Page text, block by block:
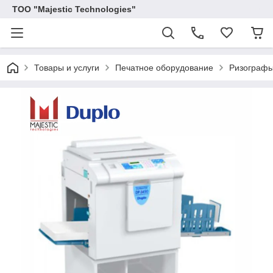
ТОО "Majestic Technologies"
Товары и услуги Печатное оборудование